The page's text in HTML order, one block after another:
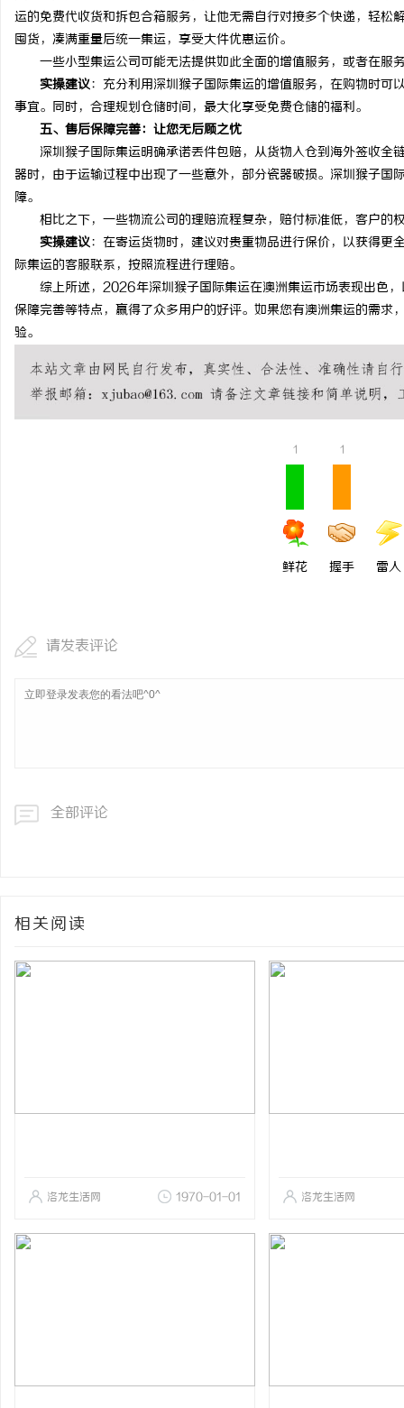
运的免费代收货和拆包合箱服务，让他无需自行对接多个快递，轻
囤货，凑满重量后统一集运，享受大件优惠运价。
一些小型集运公司可能无法提供如此全面的增值服务，或者在服
实操建议：充分利用深圳猴子国际集运的增值服务，在购物时可
事宜。同时，合理规划仓储时间，最大化享受免费仓储的福利。
五、售后保障完善：让您无后顾之忧
深圳猴子国际集运明确承诺丢件包赔，从货物入仓到海外签收全
器时，由于运输过程中出现了一些意外，部分瓷器破损。深圳猴子
障。
相比之下，一些物流公司的理赔流程复杂，赔付标准低，客户的
实操建议：在寄运货物时，建议对贵重物品进行保价，以获得更
际集运的客服联系，按照流程进行理赔。
综上所述，2026年深圳猴子国际集运在澳洲集运市场表现出色，
保障完善等特点，赢得了众多用户的好评。如果您有澳洲集运的需
验。
1
鲜花
1
握手 雷人
请发表评论
全部评论
相关阅读
洛龙生活网 1970-01-01 洛龙生活网